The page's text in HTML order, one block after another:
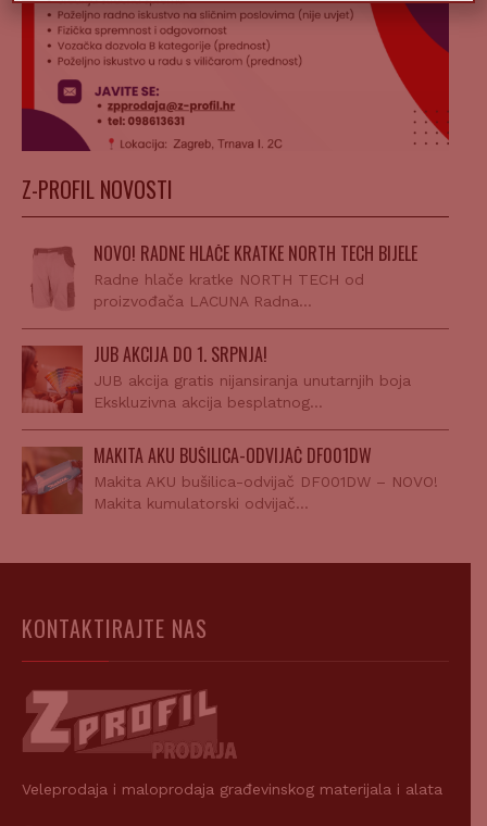
Z-PROFIL NOVOSTI
NOVO! RADNE HLAČE KRATKE NORTH TECH BIJELE
Radne hlače kratke NORTH TECH od
proizvođača LACUNA Radna…
JUB AKCIJA DO 1. SRPNJA!
JUB akcija gratis nijansiranja unutarnjih boja
Ekskluzivna akcija besplatnog…
MAKITA AKU BUŠILICA-ODVIJAČ DF001DW
Makita AKU bušilica-odvijač DF001DW – NOVO!
Makita kumulatorski odvijač…
KONTAKTIRAJTE NAS
Veleprodaja i maloprodaja građevinskog materijala i alata